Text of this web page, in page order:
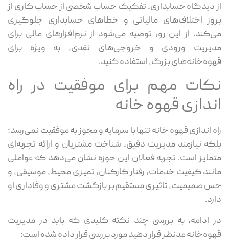
از دیدگاه حسابداری، تفکیک حساب شخصی از حساب کاری از
بروز اختلاف‌های مالیاتی و خطاهای حسابداری جلوگیری
می‌کند. از این رو، توصیه می‌شود از نرم‌افزارهای مالی برای
مدیریت ورودی و خروجی‌های نقدی، به ویژه برای
قهوه‌خانه‌های بزرگ، استفاده کنید.
نکات مهم برای موفقیت در راه
اندازی قهوه خانه
راه اندازی قهوه خانه تنها با سرمایه و مجوز به موفقیت نمی‌رسد؛
بلکه نیازمند مدیریت دقیق، شناخت مشتریان و ارائه تجربه‌ای
متمایز است. تجربه فعالان این حوزه نشان می‌دهد که عواملی
مانند کیفیت خدمات، رفتار کارکنان، تمیزی محیط، موسیقی، و
حس صمیمیت، تاثیری مستقیم بر بازگشت مشتری و وفاداری او
دارد.
در ادامه، به بررسی چند نکته کلیدی که باید در مدیریت
قهوه‌خانه مدنظر قرار دهید مورد بررسی قرار داده شده است: